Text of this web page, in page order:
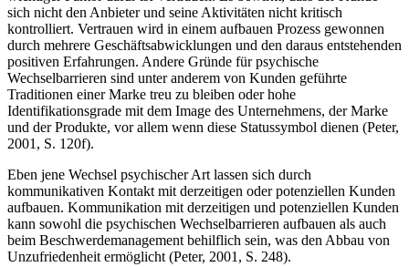
sich nicht den Anbieter und seine Aktivitäten nicht kritisch
kontrolliert. Vertrauen wird in einem aufbauen Prozess gewonnen
durch mehrere Geschäftsabwicklungen und den daraus entstehenden
positiven Erfahrungen. Andere Gründe für psychische
Wechselbarrieren sind unter anderem von Kunden geführte
Traditionen einer Marke treu zu bleiben oder hohe
Identifikationsgrade mit dem Image des Unternehmens, der Marke
und der Produkte, vor allem wenn diese Statussymbol dienen (Peter,
2001, S. 120f).
Eben jene Wechsel psychischer Art lassen sich durch
kommunikativen Kontakt mit derzeitigen oder potenziellen Kunden
aufbauen. Kommunikation mit derzeitigen und potenziellen Kunden
kann sowohl die psychischen Wechselbarrieren aufbauen als auch
beim Beschwerdemanagement behilflich sein, was den Abbau von
Unzufriedenheit ermöglicht (Peter, 2001, S. 248).